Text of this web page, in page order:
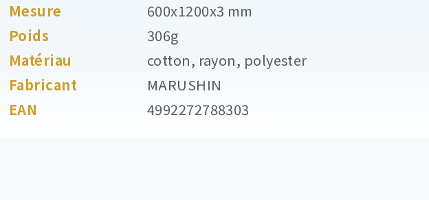
Mesure
600x1200x3 mm
Poids
306g
Matériau
cotton, rayon, polyester
Fabricant
MARUSHIN
EAN
4992272788303